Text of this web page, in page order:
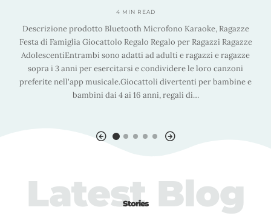
Microfono Karaoke, Ragazze
Regalo per Ragazzi Ragazze
ad adulti e ragazzi e ragazze
e condividere le loro canzoni
divertenti per bambine e
…
Immergiti nell'era retrò
paillettes anni '80 e '90. Il
creativi e creare il vostro stile
vivaci rendono il vostro outfit il
e '90.
Stories
Latest Blog